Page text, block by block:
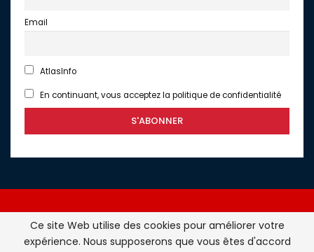
Email
AtlasInfo
En continuant, vous acceptez la politique de confidentialité
Atlasinfo.fr : l'essentiel de l'actualité de la France et du
Ce site Web utilise des cookies pour améliorer votre
expérience. Nous supposerons que vous êtes d'accord